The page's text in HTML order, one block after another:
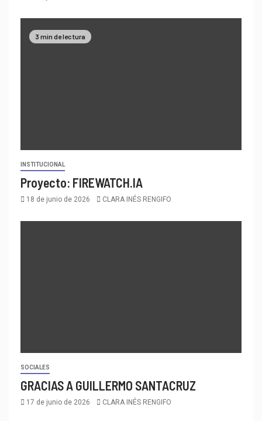
3 min de lectura
INSTITUCIONAL
Proyecto: FIREWATCH.IA
18 de junio de 2026 CLARA INÉS RENGIFO
SOCIALES
GRACIAS A GUILLERMO SANTACRUZ
17 de junio de 2026 CLARA INÉS RENGIFO